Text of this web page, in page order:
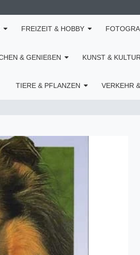
FREIZEIT & HOBBY
& GENIEßEN KUNST & KULTUR
TIERE & PFLANZEN VERKEHR